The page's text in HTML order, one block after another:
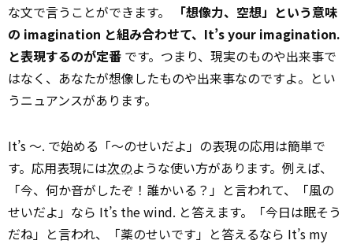
な文で言うことができます。
「想像力、空想」という意味
の imagination と組み合わせて、It’s your imagination.
と表現するのが定番 です。つまり、現実のものや出来事で
はなく、あなたが想像したものや出来事なのですよ。とい
うニュアンスがあります。
It’s ～. で始める「～のせいだよ」の表現の応用は簡単で
す。応用表現には次のような使い方があります。例えば、
「今、何か音がしたぞ！誰かいる？」と言われて、「風の
せいだよ」なら It’s the wind. と答えます。「今日は眠そう
だね」と言われ、「薬のせいです」と答えるなら It’s my